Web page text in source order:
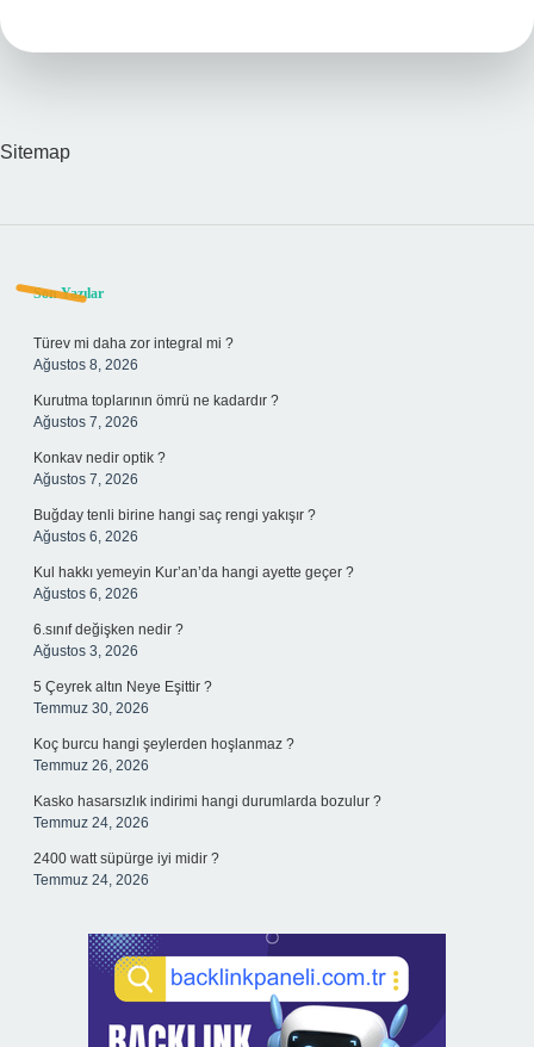
Sitemap
Sidebar
Son Yazılar
Türev mi daha zor integral mi ?
Ağustos 8, 2026
Kurutma toplarının ömrü ne kadardır ?
Ağustos 7, 2026
Konkav nedir optik ?
Ağustos 7, 2026
Buğday tenli birine hangi saç rengi yakışır ?
Ağustos 6, 2026
Kul hakkı yemeyin Kur’an’da hangi ayette geçer ?
Ağustos 6, 2026
6.sınıf değişken nedir ?
Ağustos 3, 2026
5 Çeyrek altın Neye Eşittir ?
Temmuz 30, 2026
Koç burcu hangi şeylerden hoşlanmaz ?
Temmuz 26, 2026
Kasko hasarsızlık indirimi hangi durumlarda bozulur ?
Temmuz 24, 2026
2400 watt süpürge iyi midir ?
Temmuz 24, 2026